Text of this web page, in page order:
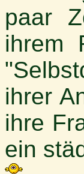
paar
ihrem
ihrer
ihre
ein